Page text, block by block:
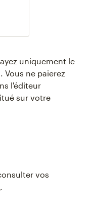
uniquement le
ne paierez
l'éditeur
sur votre
vos
.